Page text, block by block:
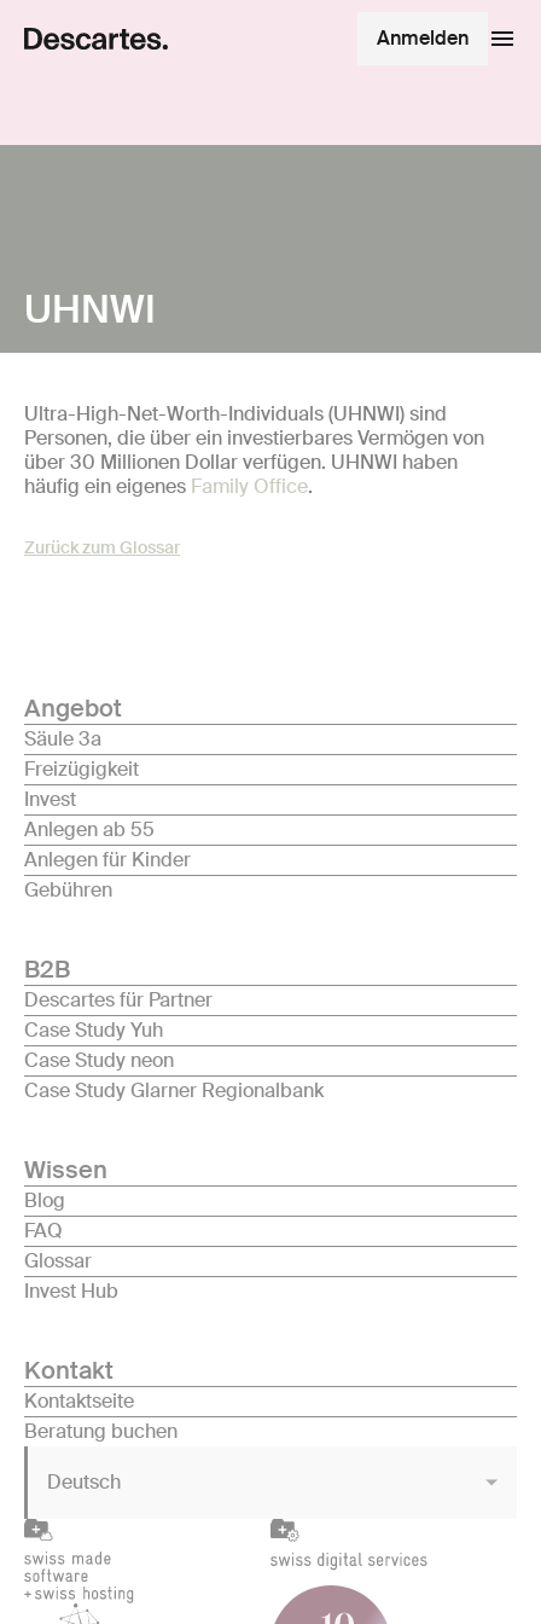
Anmelden
UHNWI
Ultra-High-Net-Worth-Individuals (UHNWI) sind
Personen, die über ein investierbares Vermögen von
über 30 Millionen Dollar verfügen. UHNWI haben
häufig ein eigenes Family Office.
Zurück zum Glossar
Angebot
Säule 3a
Freizügigkeit
Invest
Anlegen ab 55
Anlegen für Kinder
Gebühren
B2B
Descartes für Partner
Case Study Yuh
Case Study neon
Case Study Glarner Regionalbank
Wissen
Blog
FAQ
Glossar
Invest Hub
Kontakt
Kontaktseite
Beratung buchen
Deutsch